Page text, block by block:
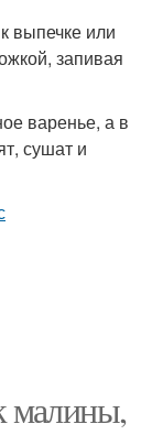
выпечке или
запивая
варенье, а в
сушат и
малины,